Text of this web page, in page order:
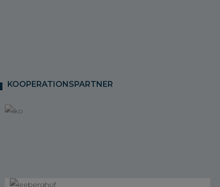
KOOPERATIONSPARTNER